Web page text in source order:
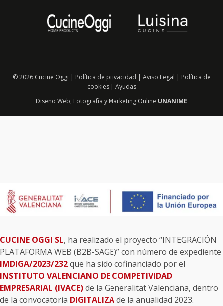
© 2026 Cucine Oggi | Política de privacidad | Aviso Legal | Política de
cookies| Ayudas
Diseño Web, Fotografía y Marketing Online UNANIME
CUCINE OGGI SL, ha realizado el proyecto “INTEGRACIÓN
PLATAFORMA WEB (B2B-SAGE)” con número de expediente
IMDIGA/2023/232que ha sido cofinanciado por el
INSTITUTO VALENCIANO DE COMPETIVIDAD
EMPRESARIAL (IVACE)de la Generalitat Valenciana, dentro
de la convocatoria DIGITALIZAde la anualidad 2023.